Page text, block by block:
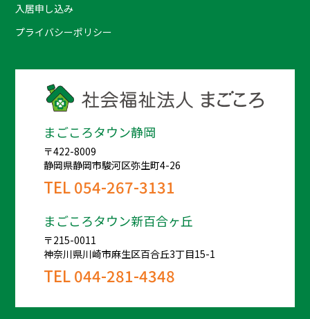
入居申し込み
プライバシーポリシー
まごころタウン静岡
〒422-8009
静岡県静岡市駿河区弥生町4-26
TEL054-267-3131
まごころタウン新百合ヶ丘
〒215-0011
神奈川県川崎市麻生区百合丘3丁目15-1
TEL044-281-4348